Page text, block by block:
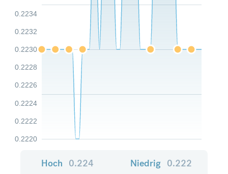
0.2220
0.2222
0.2224
0.2226
0.2228
0.2230
0.2232
0.2234
Hoch 0.224 Niedrig 0.222